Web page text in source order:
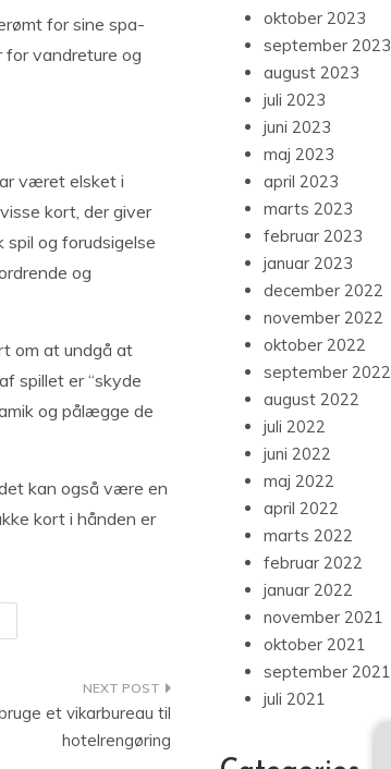
for sine spa-
vandreture og
været elsket i
kort, der giver
og forudsigelse
og
om at undgå at
spillet er “skyde
og pålægge de
kan også være en
kort i hånden er
et vikarbureau til
hotelrengøring
oktober 2023
september 2023
august 2023
juli 2023
juni 2023
maj 2023
april 2023
marts 2023
februar 2023
januar 2023
december 2022
november 2022
oktober 2022
september 2022
august 2022
juli 2022
juni 2022
maj 2022
april 2022
marts 2022
februar 2022
januar 2022
november 2021
oktober 2021
september 2021
juli 2021